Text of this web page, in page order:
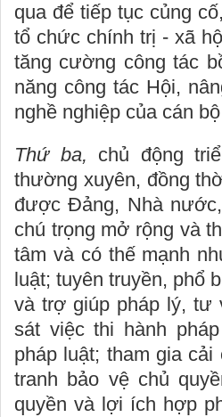
qua để tiếp tục củng
tổ chức chính trị - xã
tăng cường công tác
năng công tác Hội,
nghề nghiệp của cán
Thứ ba, chủ động
thường xuyên, đồng
được Đảng, Nhà
chú trọng mở rộng và
tâm và có thế mạnh
luật; tuyên truyền, phổ
và trợ giúp pháp lý, tư
sát việc thi hành
pháp luật; tham gia
tranh bảo vệ chủ
quyền và lợi ích hợp